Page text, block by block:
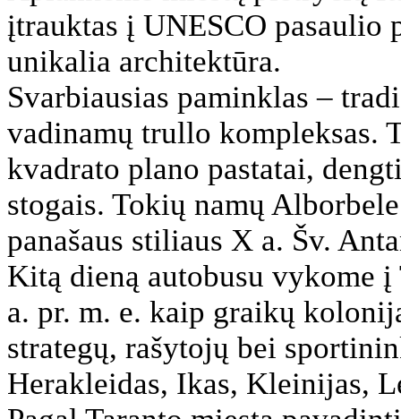
įtrauktas į UNESCO pasaulio
unikalia architektūra.
Svarbiausias paminklas –
vadinamų trullo kompleksas.
kvadrato plano pastatai,
stogais. Tokių namų
panašaus stiliaus X a. Šv.
Kitą dieną autobusu vykome
a. pr. m. e. kaip graikų
strategų, rašytojų bei
Herakleidas, Ikas, Kleinijas,